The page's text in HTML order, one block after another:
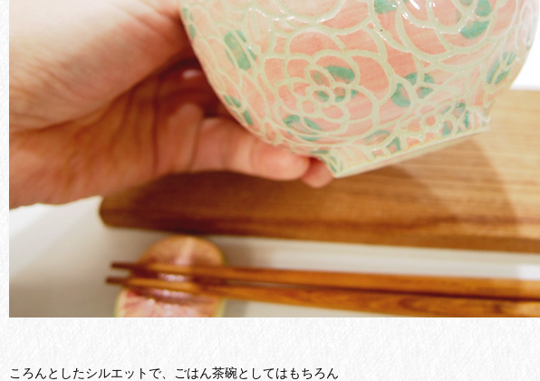
ころんとしたシルエットで、ごはん茶碗としてはもちろん